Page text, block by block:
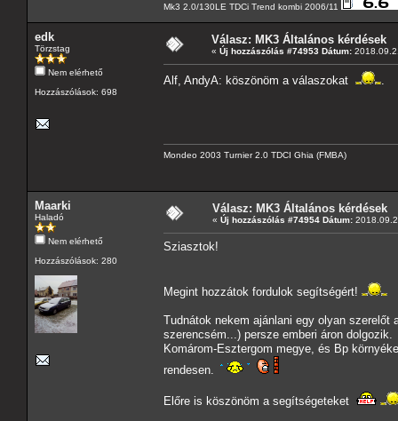
Mk3 2.0/130LE TDCi Trend kombi 2006/11
edk
Törzstag
Nem elérhető
Hozzászólások: 698
Válasz: MK3 Általános kérdések
« Új hozzászólás #74953 Dátum:
Alf, AndyA: köszönöm a válaszokat
Mondeo 2003 Turnier 2.0 TDCI Ghia (FMBA)
Maarki
Haladó
Nem elérhető
Hozzászólások: 280
Válasz: MK3 Általános kérdések
« Új hozzászólás #74954 Dátum:
Sziasztok!
Megint hozzátok fordulok segítségért!
Tudnátok nekem ajánlani egy olyan
szerencsém...) persze emberi áron dolgozik.
Komárom-Esztergom megye, és Bp
rendesen.
Előre is köszönöm a segítségeteket